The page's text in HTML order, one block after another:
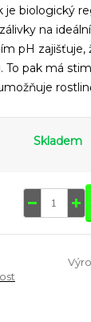
je biologický
na ideální
pH zajišťuje,
To pak má
Skladem